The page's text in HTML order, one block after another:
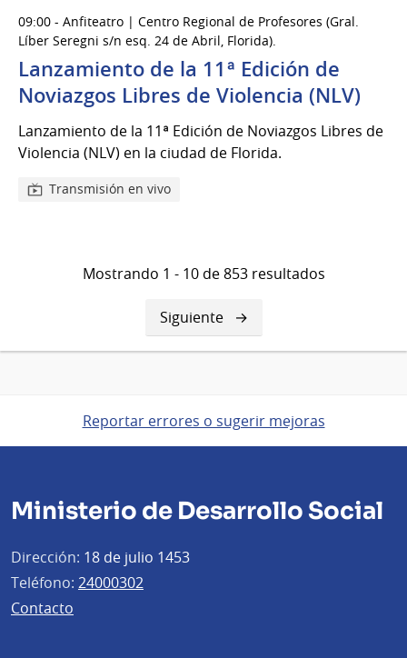
de
Jul
del
2026
09:00 - Anfiteatro | Centro Regional de Profesores (Gral.
Líber Seregni s/n esq. 24 de Abril, Florida).
Lanzamiento de la 11ª Edición de
Noviazgos Libres de Violencia (NLV)
Lanzamiento de la 11ª Edición de Noviazgos Libres de
Violencia (NLV) en la ciudad de Florida.
Transmisión en vivo
Mostrando 1 - 10 de 853 resultados
Siguiente
página
Siguiente
Reportar errores o sugerir mejoras
Ministerio de Desarrollo Social
Dirección: 18 de julio 1453
Teléfono: 24000302
Contacto